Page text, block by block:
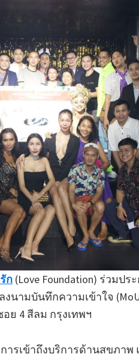
ก (Love Foundation) ร่วมป
ามบันทึกความเข้าใจ
ย 4 สีลม กรุงเทพฯ
ารเข้าถึงบริการด้านสุขภา